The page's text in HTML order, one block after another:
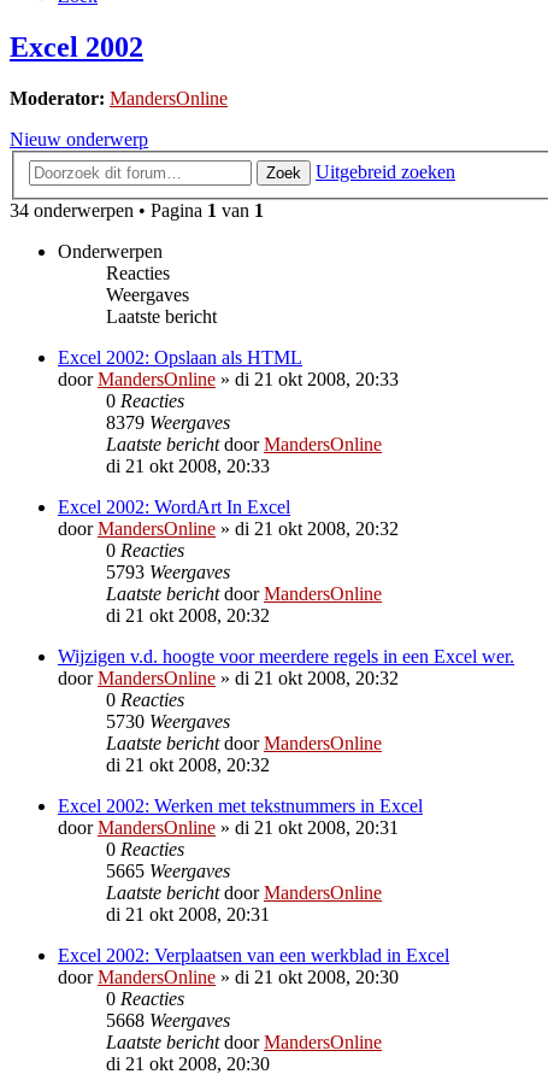
Excel 2002
Moderator: MandersOnline
Nieuw onderwerp
Zoek
Uitgebreid zoeken
34 onderwerpen • Pagina 1 van 1
Onderwerpen
Reacties
Weergaves
Laatste bericht
Excel 2002: Opslaan als HTML
doorMandersOnline » di 21 okt 2008, 20:33
0 Reacties
8379 Weergaves
Laatste berichtdoorMandersOnline
di 21 okt 2008, 20:33
Excel 2002: WordArt In Excel
doorMandersOnline » di 21 okt 2008, 20:32
0 Reacties
5793 Weergaves
Laatste berichtdoorMandersOnline
di 21 okt 2008, 20:32
Wijzigen v.d. hoogte voor meerdere regels in een Excel wer.
doorMandersOnline » di 21 okt 2008, 20:32
0 Reacties
5730 Weergaves
Laatste berichtdoorMandersOnline
di 21 okt 2008, 20:32
Excel 2002: Werken met tekstnummers in Excel
doorMandersOnline » di 21 okt 2008, 20:31
0 Reacties
5665 Weergaves
Laatste berichtdoorMandersOnline
di 21 okt 2008, 20:31
Excel 2002: Verplaatsen van een werkblad in Excel
doorMandersOnline » di 21 okt 2008, 20:30
0 Reacties
5668 Weergaves
Laatste berichtdoorMandersOnline
di 21 okt 2008, 20:30